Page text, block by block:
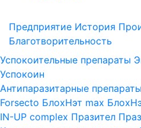
Предприятие История
Благотворительность
Успокоительные препараты
Успокоин
Антипаразитарные препараты
Forsecto БлохНэт max
IN-UP complex Празител